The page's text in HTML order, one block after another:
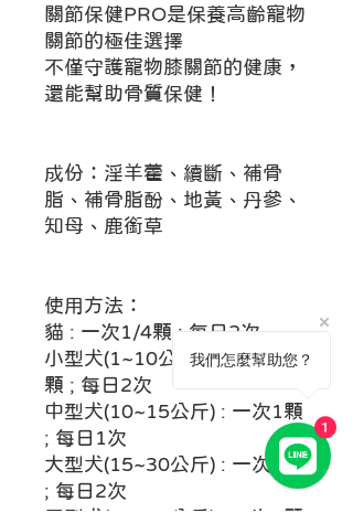
關節保健PRO是保養高齡寵物
關節的極佳選擇
不僅守護寵物膝關節的健康，
還能幫助骨質保健！
成份：淫羊藿、續斷、補骨
脂、補骨脂酚、地黃、丹參、
知母、鹿銜草
使用方法：
貓 : 一次1/4顆 ; 每日2次
小型犬(1~10公斤) : 一次1/4
顆 ; 每日2次
中型犬(10~15公斤) : 一次1顆
; 每日1次
大型犬(15~30公斤) : 一次1顆
; 每日2次
我們怎麼幫助您？
1